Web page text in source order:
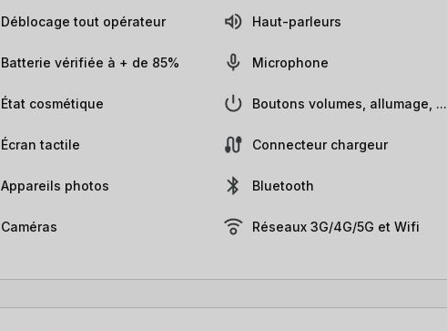
Déblocage tout opérateur
Batterie vérifiée à + de 85%
État cosmétique
Écran tactile
Appareils photos
Caméras
Haut-parleurs
Microphone
Boutons volumes, allumage, ...
Connecteur chargeur
Bluetooth
Réseaux 3G/4G/5G et Wifi